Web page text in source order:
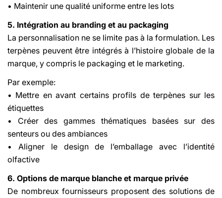
• Maintenir une qualité uniforme entre les lots
5. Intégration au branding et au packaging
La personnalisation ne se limite pas à la formulation. Les
terpènes peuvent être intégrés à l’histoire globale de la
marque, y compris le packaging et le marketing.
Par exemple:
• Mettre en avant certains profils de terpènes sur les
étiquettes
• Créer des gammes thématiques basées sur des
senteurs ou des ambiances
• Aligner le design de l’emballage avec l’identité
olfactive
6. Options de marque blanche et marque privée
De nombreux fournisseurs proposent des solutions de